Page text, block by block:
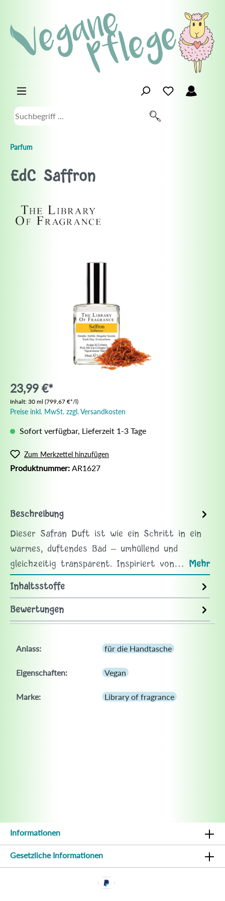
Parfum
EdC Saffron
23,99 €*
Inhalt: 30 ml (799,67 €*/l)
Preise inkl. MwSt. zzgl. Versandkosten
Sofort verfügbar, Lieferzeit 1-3 Tage
Zum Merkzettel hinzufügen
Produktnummer: AR1627
Beschreibung
Dieser Safran Duft ist wie ein Schritt in ein
warmes, duftendes Bad – umhüllend und
gleichzeitig transparent. Inspiriert von… Mehr
Inhaltsstoffe
Bewertungen
Anlass: für die Handtasche
Eigenschaften: Vegan
Marke: Library of fragrance
Informationen
Gesetzliche Informationen